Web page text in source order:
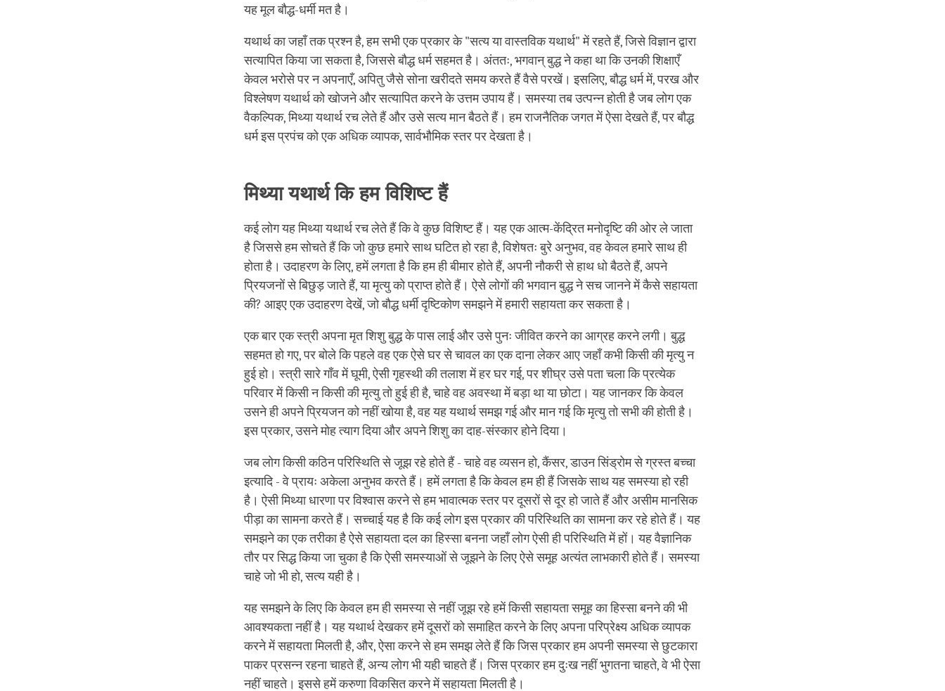
यह मूल बौद्ध-धर्मी मत है।
यथार्थ का जहाँ तक प्रश्न है, हम सभी एक प्रकार के "सत्य या वास्तविक यथार्थ" में रहते हैं, जिसे विज्ञान द्वारा
सत्यापित किया जा सकता है, जिससे बौद्ध धर्म सहमत है। अंततः, भगवान् बुद्ध ने कहा था कि उनकी शिक्षाएँ
केवल भरोसे पर न अपनाएँ, अपितु जैसे सोना खरीदते समय करते हैं वैसे परखें। इसलिए, बौद्ध धर्म में, परख और
विश्लेषण यथार्थ को खोजने और सत्यापित करने के उत्तम उपाय हैं। समस्या तब उत्पन्न होती है जब लोग एक
वैकल्पिक, मिथ्या यथार्थ रच लेते हैं और उसे सत्य मान बैठते हैं। हम राजनैतिक जगत में ऐसा देखते हैं, पर बौद्ध
धर्म इस प्रपंच को एक अधिक व्यापक, सार्वभौमिक स्तर पर देखता है।
मिथ्या यथार्थ कि हम विशिष्ट हैं
कई लोग यह मिथ्या यथार्थ रच लेते हैं कि वे कुछ विशिष्ट हैं। यह एक आत्म-केंद्रित मनोदृष्टि की ओर ले जाता
है जिससे हम सोचते हैं कि जो कुछ हमारे साथ घटित हो रहा है, विशेषतः बुरे अनुभव, वह केवल हमारे साथ ही
होता है। उदाहरण के लिए, हमें लगता है कि हम ही बीमार होते हैं, अपनी नौकरी से हाथ धो बैठते हैं, अपने
प्रियजनों से बिछुड़ जाते हैं, या मृत्यु को प्राप्त होते हैं। ऐसे लोगों की भगवान बुद्ध ने सच जानने में कैसे सहायता
की? आइए एक उदाहरण देखें, जो बौद्ध धर्मी दृष्टिकोण समझने में हमारी सहायता कर सकता है।
एक बार एक स्त्री अपना मृत शिशु बुद्ध के पास लाई और उसे पुनः जीवित करने का आग्रह करने लगी। बुद्ध
सहमत हो गए, पर बोले कि पहले वह एक ऐसे घर से चावल का एक दाना लेकर आए जहाँ कभी किसी की मृत्यु न
हुई हो। स्त्री सारे गाँव में घूमी, ऐसी गृहस्थी की तलाश में हर घर गई, पर शीघ्र उसे पता चला कि प्रत्येक
परिवार में किसी न किसी की मृत्यु तो हुई ही है, चाहे वह अवस्था में बड़ा था या छोटा। यह जानकर कि केवल
उसने ही अपने प्रियजन को नहीं खोया है, वह यह यथार्थ समझ गई और मान गई कि मृत्यु तो सभी की होती है।
इस प्रकार, उसने मोह त्याग दिया और अपने शिशु का दाह-संस्कार होने दिया।
जब लोग किसी कठिन परिस्थिति से जूझ रहे होते हैं - चाहे वह व्यसन हो, कैंसर, डाउन सिंड्रोम से ग्रस्त बच्चा
इत्यादि - वे प्रायः अकेला अनुभव करते हैं। हमें लगता है कि केवल हम ही हैं जिसके साथ यह समस्या हो रही
है। ऐसी मिथ्या धारणा पर विश्वास करने से हम भावात्मक स्तर पर दूसरों से दूर हो जाते हैं और असीम मानसिक
पीड़ा का सामना करते हैं। सच्चाई यह है कि कई लोग इस प्रकार की परिस्थिति का सामना कर रहे होते हैं। यह
समझने का एक तरीका है ऐसे सहायता दल का हिस्सा बनना जहाँ लोग ऐसी ही परिस्थिति में हों। यह वैज्ञानिक
तौर पर सिद्ध किया जा चुका है कि ऐसी समस्याओं से जूझने के लिए ऐसे समूह अत्यंत लाभकारी होते हैं। समस्या
चाहे जो भी हो, सत्य यही है।
यह समझने के लिए कि केवल हम ही समस्या से नहीं जूझ रहे हमें किसी सहायता समूह का हिस्सा बनने की भी
आवश्यकता नहीं है। यह यथार्थ देखकर हमें दूसरों को समाहित करने के लिए अपना परिप्रेक्ष्य अधिक व्यापक
करने में सहायता मिलती है, और, ऐसा करने से हम समझ लेते हैं कि जिस प्रकार हम अपनी समस्या से छुटकारा
पाकर प्रसन्न रहना चाहते हैं, अन्य लोग भी यही चाहते हैं। जिस प्रकार हम दुःख नहीं भुगतना चाहते, वे भी ऐसा
नहीं चाहते। इससे हमें करुणा विकसित करने में सहायता मिलती है।